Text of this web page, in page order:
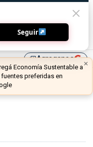
library_addAgreganos
Seguir